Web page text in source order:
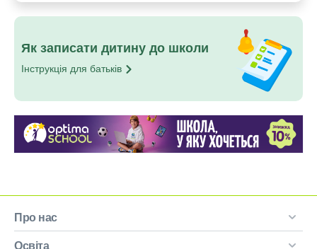
Як записати дитину до школи
Інструкція для батьків
Про нас
Освіта